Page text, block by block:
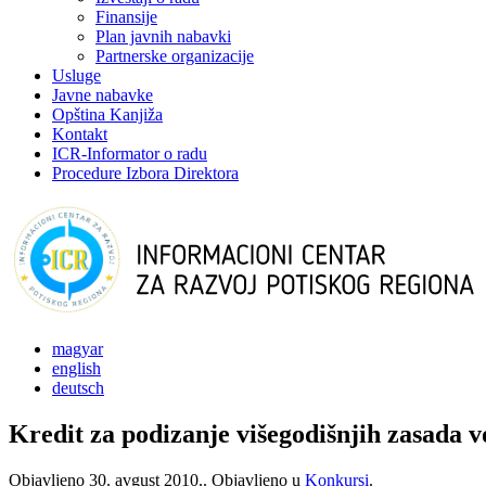
Finansije
Plan javnih nabavki
Partnerske organizacije
Usluge
Javne nabavke
Opština Kanjiža
Kontakt
ICR-Informator o radu
Procedure Izbora Direktora
magyar
english
deutsch
Kredit za podizanje višegodišnjih zasada
Objavljeno 30. avgust 2010.. Objavljeno u Konkursi.